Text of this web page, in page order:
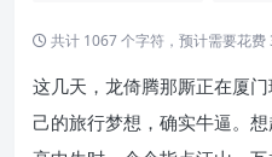
共计 1067 个字符，预计需要花费
这几天，龙倚腾那厮正在厦
己的旅行梦想，确实牛逼。